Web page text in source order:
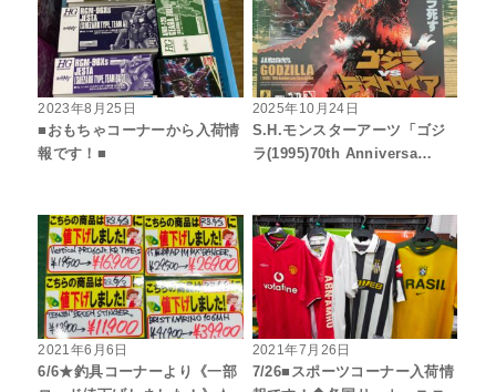
2023年8月25日
■おもちゃコーナーから入荷情
報です！■
2025年10月24日
S.H.モンスターアーツ「ゴジ
ラ(1995)70th Anniversa…
2021年6月6日
6/6★釣具コーナーより《一部
2021年7月26日
7/26■スポーツコーナー入荷情